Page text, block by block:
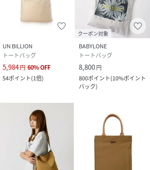
UN BILLION
トートバッグ
5,984円 60%OFF
54ポイント(1倍)
クーポン対象
BABYLONE
トートバッグ
8,800円
800ポイント(10%ポイント
バック)